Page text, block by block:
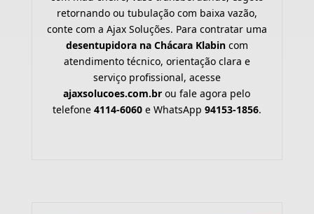
retornando ou tubulação com baixa vazão,
conte com a Ajax Soluções. Para contratar uma
desentupidora na Chácara Klabincom
atendimento técnico, orientação clara e
serviço profissional, acesse
ajaxsolucoes.com.br ou fale agora pelo
telefone 4114-6060e WhatsApp 94153-1856.